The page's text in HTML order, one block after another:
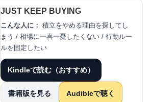
JUST KEEP BUYING
こんな人に： 積立をやめる理由を探してし
まう / 相場に一喜一憂したくない / 行動ルー
ルを固定したい
Kindleで読む（おすすめ）
書籍版を見る Audibleで聴く